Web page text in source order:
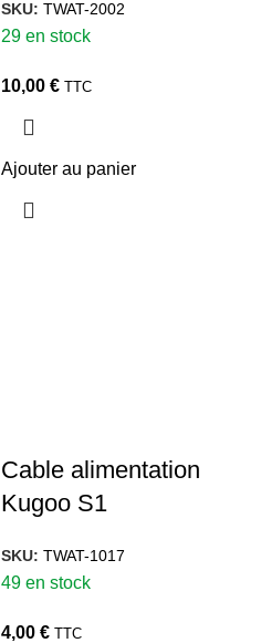
SKU: TWAT-2002
29 en stock
10,00 € TTC
Ajouter au panier
Cable alimentation
Kugoo S1
SKU: TWAT-1017
49 en stock
4,00 € TTC